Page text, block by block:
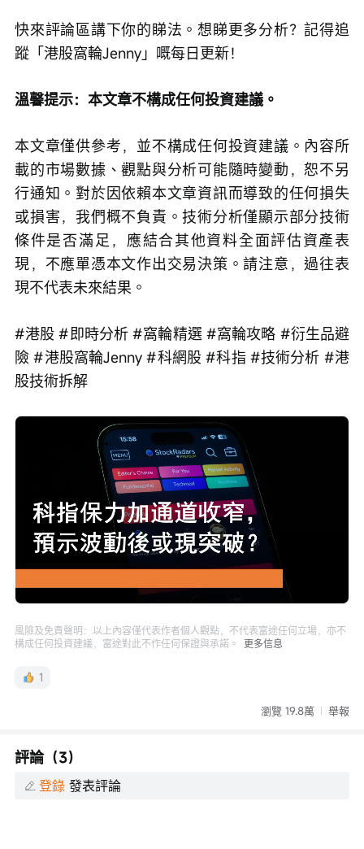
快來評論區講下你的睇法。想睇更多分析？記得追
蹤「港股窩輪Jenny」嘅每日更新！
溫馨提示：本文章不構成任何投資建議。
本文章僅供參考，並不構成任何投資建議。內容所
載的市場數據、觀點與分析可能隨時變動，恕不另
行通知。對於因依賴本文章資訊而導致的任何損失
或損害，我們概不負責。技術分析僅顯示部分技術
條件是否滿足，應結合其他資料全面評估資產表
現，不應單憑本文作出交易決策。請注意，過往表
現不代表未來結果。
#港股 #即時分析 #窩輪精選 #窩輪攻略 #衍生品避
險 #港股窩輪Jenny #科網股 #科指 #技術分析 #港
股技術拆解
消 /
0%
0%
放
度
風險及免責聲明：以上內容僅代表作者個人觀點，不代表富途任何立場，亦不
構成任何投資建議，富途對此不作任何保證與承諾。
更多信息
1
瀏覽 19.8萬 舉報
評論（3）
登錄 發表評論